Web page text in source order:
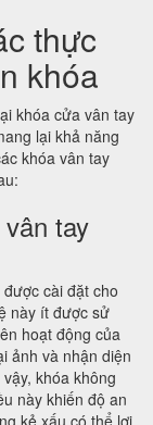
thực
khóa
khóa cửa vân tay
lại khả năng
khóa vân tay
tay
cài đặt cho
này ít được sử
hoạt động của
ảnh và nhận diện
khóa không
này khiến độ an
kẻ xấu có thể lợi